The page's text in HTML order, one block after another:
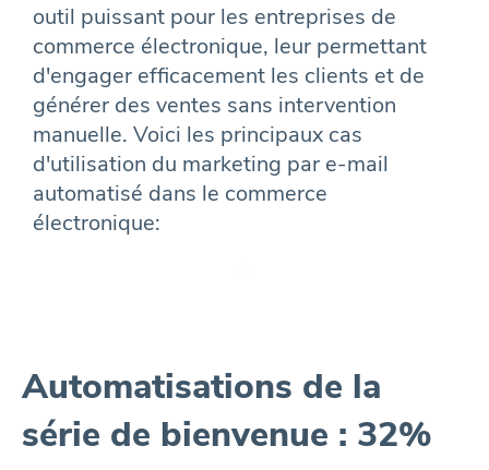
outil puissant pour les entreprises de
commerce électronique, leur permettant
d'engager efficacement les clients et de
générer des ventes sans intervention
manuelle. Voici les principaux cas
d'utilisation du marketing par e-mail
automatisé dans le commerce
électronique:
Automatisations de la
série de bienvenue : 32%